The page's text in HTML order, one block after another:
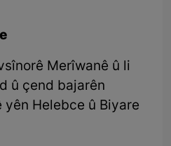
Merîwanê û li
û çend bajarên
yên Helebce û Biyare